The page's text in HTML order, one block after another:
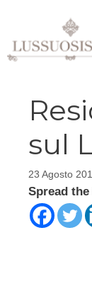
contenuto
sul
23 Agosto
Spread